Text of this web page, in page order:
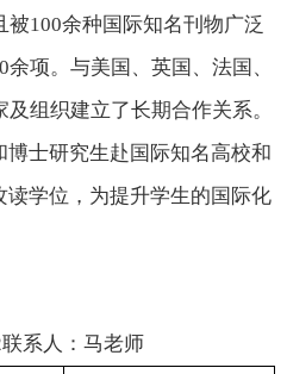
被100余种国际知名刊物广泛
余项。与美国、英国、法国、
及组织建立了长期合作关系。
士研究生赴国际知名高校和
学位，为提升学生的国际化
联系人：马老师